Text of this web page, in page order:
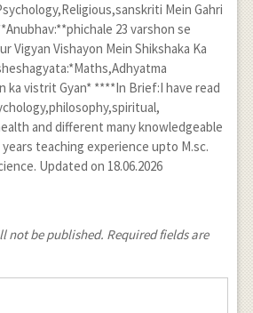
Mein Gahri
23 varshon se
Vigyan Vishayon Mein Shikshaka Ka
ka vistrit Gyan* ****In Brief:I have read
and different many knowledgeable
teaching experience upto M.sc.
Updated on 18.06.2026
not be published. Required fields are